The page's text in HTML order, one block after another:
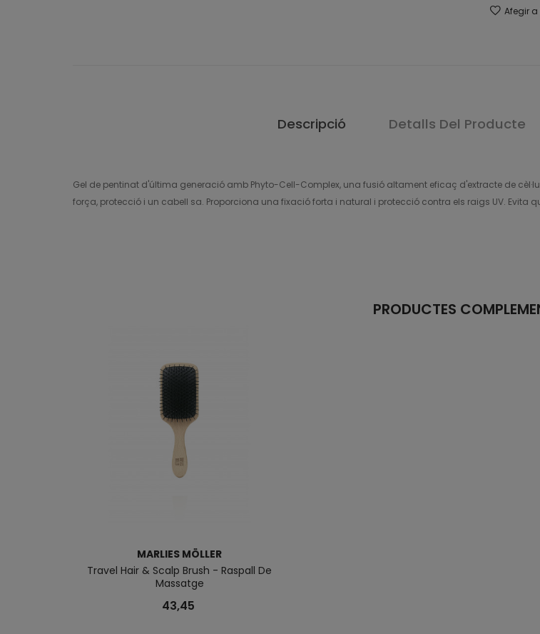
Afegir
Descripció Detalls Del Producte
Gel de pentinat d'última generació amb Phyto-Cell-Complex, una fusió altament eficaç d'extracte de
força, protecció i un cabell sa. Proporciona una fixació forta i natural i protecció contra els raigs UV. Evita
PRODUCTES
MARLIES MÖLLER
Travel Hair & Scalp Brush - Raspall De
Massatge
43,45